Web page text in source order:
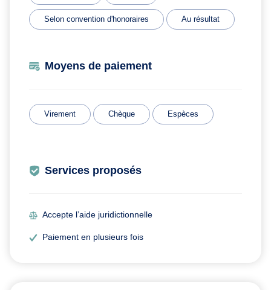
Selon convention d'honoraires Au résultat
Moyens de paiement
Virement Chèque Espèces
Services proposés
Accepte l’aide juridictionnelle
Paiement en plusieurs fois